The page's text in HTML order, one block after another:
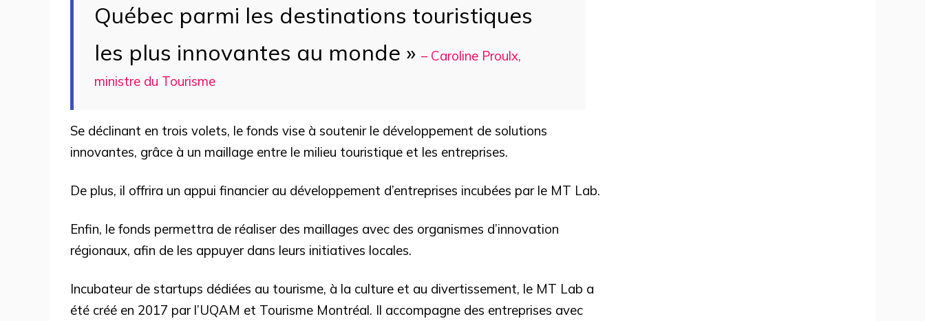
Québec parmi les destinations touristiques
les plus innovantes au monde » – Caroline Proulx,
ministre du Tourisme
Se déclinant en trois volets, le fonds vise à soutenir le développement de solutions
innovantes, grâce à un maillage entre le milieu touristique et les entreprises.
De plus, il offrira un appui financier au développement d’entreprises incubées par le MT Lab.
Enfin, le fonds permettra de réaliser des maillages avec des organismes d’innovation
régionaux, afin de les appuyer dans leurs initiatives locales.
Incubateur de startups dédiées au tourisme, à la culture et au divertissement, le MT Lab a
été créé en 2017 par l’UQAM et Tourisme Montréal. Il accompagne des entreprises avec